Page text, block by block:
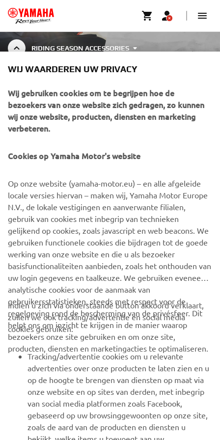
RIDING SEASON ACCESSORIES
ACCESSORIES
MEER YAMAHA
SUPPORT
NIEUWSBRIEF
Wees de eerste die meer te weten komt over de nieuwste deals,
speciale evenementen, nieuwe producten en nog veel meer
ABONNEREN
Lees ons privacybeleid om te leren hoe we uw persoonlijke
gegevens verwerken: Privacyverklaring
Belgium (Dutch)
WIJ WAARDEREN UW PRIVACY
Wij gebruiken cookies om te begrijpen hoe de
bezoekers van onze website zich gedragen, zo kunnen
wij onze website, producten, diensten en marketing
verbeteren.
Cookies op Yamaha Motor's website
Op onze website (yamaha-motor.eu) – en alle afgeleide
locale versies hiervan – maken wij, Yamaha Motor Europe
N.V., de lokale vestigingen en aanverwante filialen,
gebruik van cookies met inbegrip van technieken
gelijkend op cookies, zoals javascript en web beacons. We
gebruiken functionele cookies die bijdragen tot de goede
werking van onze website en die u als bezoeker
basisfunctionaliteiten aanbieden, zoals het onthouden van
uw login gegevens en taalkeuze. We gebruiken eveneens
analytische cookies voor de aanmaak van
gebruikersstatistieken, steeds met respect voor de
regelgeving rond de bescherming van de privésfeer. Dit
helpt ons om inzicht te krijgen in de manier waarop
bezoekers onze site gebruiken en om onze site,
producten, diensten en marketingacties te optimaliseren.
Indien u zich via onderstaande button akkoord verklaart,
zullen we ook tracking/advertentie en social media
cookies gebruiken:
Tracking/advertentie cookies om u relevante
advertenties over onze producten te laten zien en u
op de hoogte te brengen van diensten op maat via
onze website en op sites van derden, met inbegrip
van social media platformen zoals Facebook,
gebaseerd op uw browsinggewoonten op onze site,
zoals de aard van de producten en diensten u